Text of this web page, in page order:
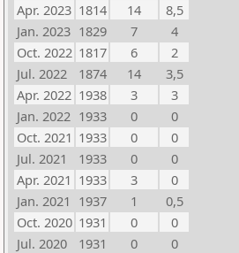
Apr. 2023 1814 14
8,5
Jan. 2023 1829 7
4
Oct. 2022 1817 6
2
Jul. 2022
1874 14
3,5
Apr. 2022 1938 3
3
Jan. 2022 1933 0
0
Oct. 2021 1933 0
0
Jul. 2021
1933 0
0
Apr. 2021 1933 3
0
Jan. 2021 1937 1
0,5
Oct. 2020 1931 0
0
Jul. 2020
1931 0
0